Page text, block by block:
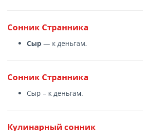
Сонник Странника
Сыр — к деньгам.
Сонник Странника
Сыр – к деньгам.
Кулинарный сонник